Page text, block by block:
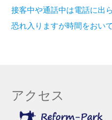
接客中や通話中は電話に出
恐れ入りますが時間をおい
アクセス